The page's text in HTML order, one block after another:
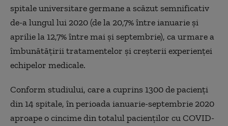
spitale universitare germane a scăzut semnificativ
de-a lungul lui 2020 (de la 20,7% între ianuarie şi
aprilie la 12,7% între mai şi septembrie), ca urmare a
îmbunătăţirii tratamentelor şi creşterii experienţei
echipelor medicale.
Conform studiului, care a cuprins 1300 de pacienţi
din 14 spitale, în perioada ianuarie-septembrie 2020
aproape o cincime din totalul pacienţilor cu COVID-